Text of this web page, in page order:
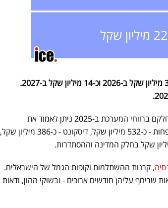
עדכון: דיסקונט דיווחה כי ב-2026 היא צפויה לשלם כ-330 מיליון שקל ב-2026 וכ-14 מיליון שקל ב-2027.
שאר הבנקים טרם פרסמו הודעות רשמיות, אך על בסיס חלקם ברווחי המערכת ב-2025 ניתן לאמוד את
תשלומיהם ב-2026: לאומי - כ-980 מיליון שקל, מזרחי טפחות - כ-532 מיליון שקל, דיסקונט - כ-386 מיליון שקל,
, קרנות ההשתלמות וקופות הגמל של הישראלים.
שריחף עליהן חודשים ארוכים - ובשוקי ההון, ודאות